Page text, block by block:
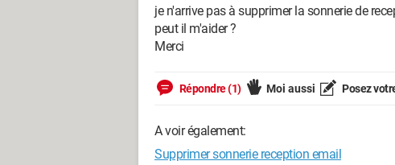
je n'arrive pas à supprimer la sonnerie de
peut il m'aider ?
Merci
Répondre (1) Moi aussi Posez
A voir également:
Supprimer sonnerie reception email